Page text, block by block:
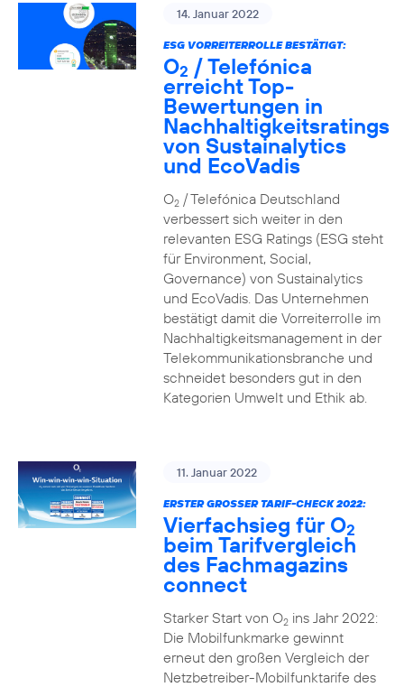
14. Januar 2022
ESG VORREITERROLLE BESTÄTIGT:
O2 / Telefónica
erreicht Top-
Bewertungen in
Nachhaltigkeitsratings
von Sustainalytics
und EcoVadis
O2/ Telefónica Deutschland
verbessert sich weiter in den
relevanten ESG Ratings (ESG steht
für Environment, Social,
Governance) von Sustainalytics
und EcoVadis. Das Unternehmen
bestätigt damit die Vorreiterrolle im
Nachhaltigkeitsmanagement in der
Telekommunikationsbranche und
schneidet besonders gut in den
Kategorien Umwelt und Ethik ab.
11. Januar 2022
ERSTER GROSSER TARIF-CHECK 2022:
Vierfachsieg für O2
beim Tarifvergleich
des Fachmagazins
connect
Starker Start von O2ins Jahr 2022:
Die Mobilfunkmarke gewinnt
erneut den großen Vergleich der
Netzbetreiber-Mobilfunktarife des